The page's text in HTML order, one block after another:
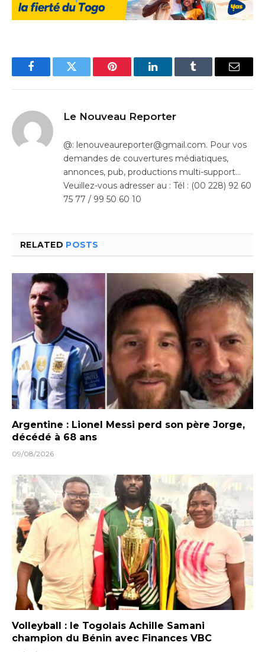
FacebookTwitter Pinterest LinkedInTumblr Email
Le Nouveau Reporter
@: lenouveaureporter@gmail.com. Pour vos
demandes de couvertures médiatiques,
annonces, pub, productions multi-support…
Veuillez-vous adresser au : Tél : (00 228) 92 60
75 77 / 99 50 60 10
RELATED POSTS
Argentine : Lionel Messi perd son père Jorge,
décédé à 68 ans
09/08/2026
Volleyball : le Togolais Achille Samani
champion du Bénin avec Finances VBC